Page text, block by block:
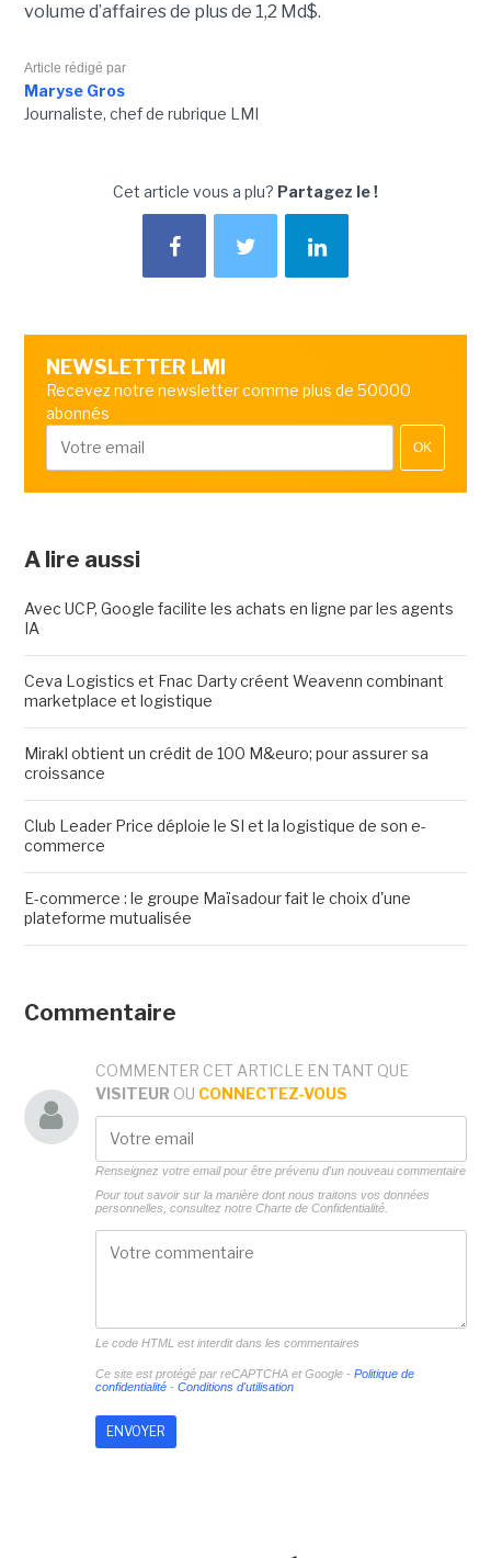
volume d’affaires de plus de 1,2 Md$.
Article rédigé par
Maryse Gros
Journaliste, chef de rubrique LMI
Cet article vous a plu? Partagez le !
NEWSLETTER LMI
Recevez notre newsletter comme plus de 50000
abonnés
OK
A lire aussi
Avec UCP, Google facilite les achats en ligne par les agents
IA
Ceva Logistics et Fnac Darty créent Weavenn combinant
marketplace et logistique
Mirakl obtient un crédit de 100 M&euro; pour assurer sa
croissance
Club Leader Price déploie le SI et la logistique de son e-
commerce
E-commerce : le groupe Maïsadour fait le choix d'une
plateforme mutualisée
Commentaire
COMMENTER CET ARTICLE EN TANT QUE
VISITEUR OU CONNECTEZ-VOUS
Renseignez votre email pour être prévenu d'un nouveau commentaire
Pour tout savoir sur la manière dont nous traitons vos données
personnelles, consultez notre Charte de Confidentialité.
Le code HTML est interdit dans les commentaires
Ce site est protégé par reCAPTCHA et Google - Politique de
confidentialité- Conditions d'utilisation